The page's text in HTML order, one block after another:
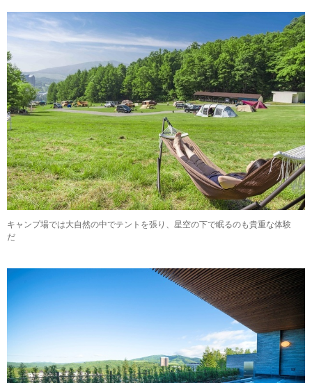
キャンプ場では大自然の中でテントを張り、星空の下で眠るのも貴重な体験
だ